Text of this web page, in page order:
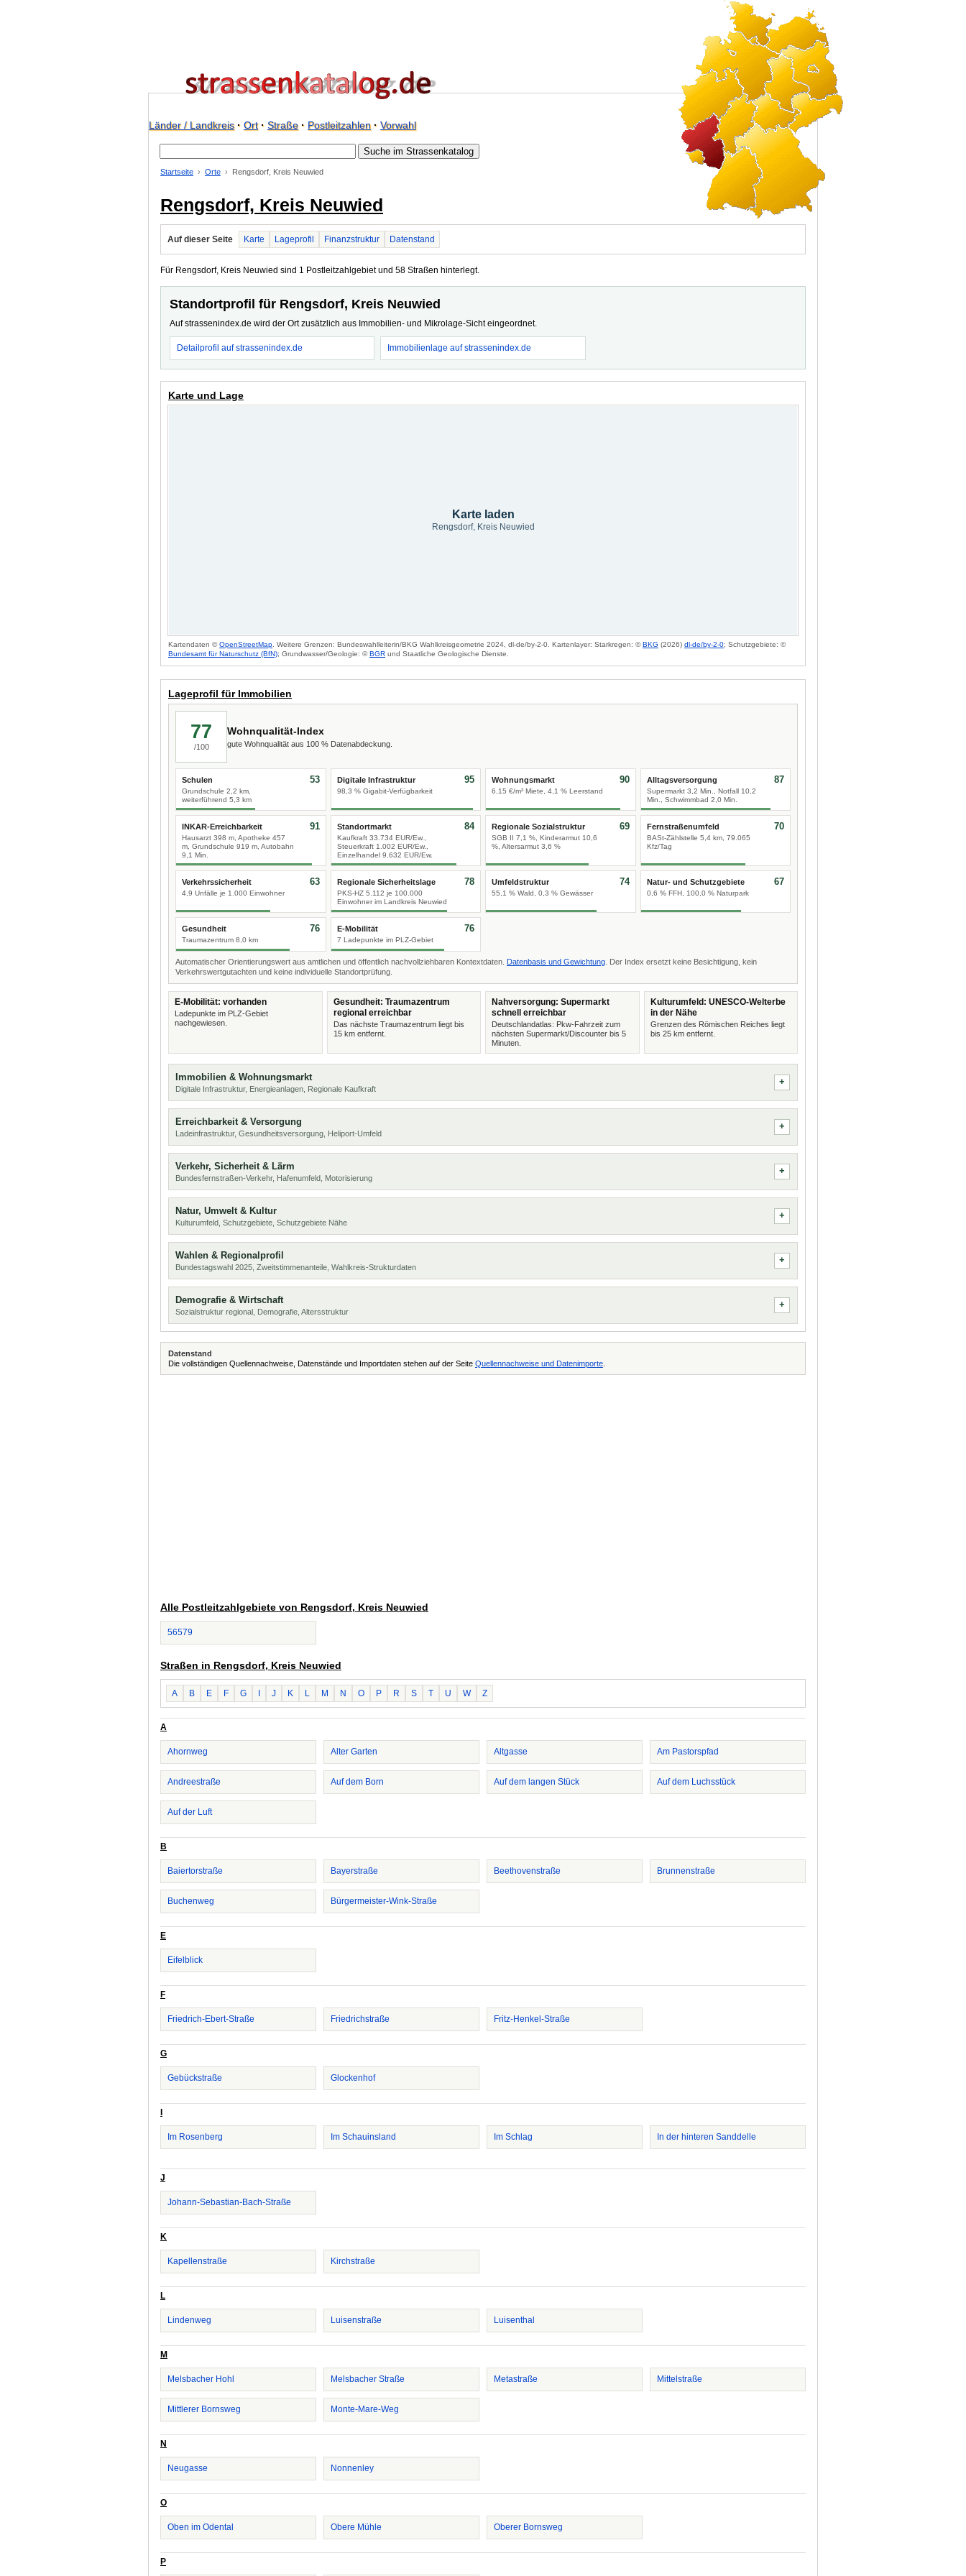
Länder / Landkreis· Ort· Straße· Postleitzahlen· Vorwahl
Startseite Orte Rengsdorf, Kreis Neuwied
Rengsdorf, Kreis Neuwied
Auf dieser Seite Karte Lageprofil Finanzstruktur Datenstand
Für Rengsdorf, Kreis Neuwied sind 1 Postleitzahlgebiet und 58 Straßen hinterlegt.
Standortprofil für Rengsdorf, Kreis Neuwied
Auf strassenindex.de wird der Ort zusätzlich aus Immobilien- und Mikrolage-Sicht eingeordnet.
Detailprofil auf strassenindex.de Immobilienlage auf strassenindex.de
Karte und Lage
Karte laden
Rengsdorf, Kreis Neuwied
Kartendaten ©OpenStreetMap . Weitere Grenzen: Bundeswahlleiterin/BKG Wahlkreisgeometrie 2024, dl-de/by-2-0. Kartenlayer: Starkregen: ©BKG (2026) dl-de/by-2-0; Schutzgebiete: ©
Bundesamt für Naturschutz (BfN); Grundwasser/Geologie: ©BGR und Staatliche Geologische Dienste.
Lageprofil für Immobilien
77
/100
Wohnqualität-Index
gute Wohnqualität aus 100 % Datenabdeckung.
Schulen
Grundschule 2,2 km,
weiterführend 5,3 km
53 Digitale Infrastruktur
98,3 % Gigabit-Verfügbarkeit
95 Wohnungsmarkt
6,15 €/m² Miete, 4,1 % Leerstand
90 Alltagsversorgung
Supermarkt 3,2 Min., Notfall 10,2
Min., Schwimmbad 2,0 Min.
87
INKAR-Erreichbarkeit
Hausarzt 398 m, Apotheke 457
m, Grundschule 919 m, Autobahn
9,1 Min.
91 Standortmarkt
Kaufkraft 33.734 EUR/Ew.,
Steuerkraft 1.002 EUR/Ew.,
Einzelhandel 9.632 EUR/Ew.
84 Regionale Sozialstruktur
SGB II 7,1 %, Kinderarmut 10,6
%, Altersarmut 3,6 %
69 Fernstraßenumfeld
BASt-Zählstelle 5,4 km, 79.065
Kfz/Tag
70
Verkehrssicherheit
4,9 Unfälle je 1.000 Einwohner
63 Regionale Sicherheitslage
PKS-HZ 5.112 je 100.000
Einwohner im Landkreis Neuwied
78 Umfeldstruktur
55,1 % Wald, 0,3 % Gewässer
74 Natur- und Schutzgebiete
0,6 % FFH, 100,0 % Naturpark
67
Gesundheit
Traumazentrum 8,0 km
76 E-Mobilität
7 Ladepunkte im PLZ-Gebiet
76
Automatischer Orientierungswert aus amtlichen und öffentlich nachvollziehbaren Kontextdaten. Datenbasis und Gewichtung . Der Index ersetzt keine Besichtigung, kein
Verkehrswertgutachten und keine individuelle Standortprüfung.
E-Mobilität: vorhanden
Ladepunkte im PLZ-Gebiet
nachgewiesen.
Gesundheit: Traumazentrum
regional erreichbar
Das nächste Traumazentrum liegt bis
15 km entfernt.
Nahversorgung: Supermarkt
schnell erreichbar
Deutschlandatlas: Pkw-Fahrzeit zum
nächsten Supermarkt/Discounter bis 5
Minuten.
Kulturumfeld: UNESCO-Welterbe
in der Nähe
Grenzen des Römischen Reiches liegt
bis 25 km entfernt.
Immobilien & Wohnungsmarkt
Digitale Infrastruktur, Energieanlagen, Regionale Kaufkraft
Erreichbarkeit & Versorgung
Ladeinfrastruktur, Gesundheitsversorgung, Heliport-Umfeld
Verkehr, Sicherheit & Lärm
Bundesfernstraßen-Verkehr, Hafenumfeld, Motorisierung
Natur, Umwelt & Kultur
Kulturumfeld, Schutzgebiete, Schutzgebiete Nähe
Wahlen & Regionalprofil
Bundestagswahl 2025, Zweitstimmenanteile, Wahlkreis-Strukturdaten
Demografie & Wirtschaft
Sozialstruktur regional, Demografie, Altersstruktur
Datenstand
Die vollständigen Quellennachweise, Datenstände und Importdaten stehen auf der Seite Quellennachweise und Datenimporte
Alle Postleitzahlgebiete von Rengsdorf, Kreis Neuwied
56579
Straßen in Rengsdorf, Kreis Neuwied
A B E F G J K L M N O P R S T U W Z
A
Ahornweg Alter Garten Altgasse Am Pastorspfad
Andreestraße Auf dem Born Auf dem langen Stück Auf dem Luchsstück
Auf der Luft
B
Baiertorstraße Bayerstraße Beethovenstraße Brunnenstraße
Buchenweg Bürgermeister-Wink-Straße
E
Eifelblick
F
Friedrich-Ebert-Straße Friedrichstraße Fritz-Henkel-Straße
G
Gebückstraße Glockenhof
Im Rosenberg Im Schauinsland Im Schlag In der hinteren Sanddelle
J
Johann-Sebastian-Bach-Straße
K
Kapellenstraße Kirchstraße
L
Lindenweg Luisenstraße Luisenthal
M
Melsbacher Hohl Melsbacher Straße Metastraße Mittelstraße
Mittlerer Bornsweg Monte-Mare-Weg
N
Neugasse Nonnenley
O
Oben im Odental Obere Mühle Oberer Bornsweg
P